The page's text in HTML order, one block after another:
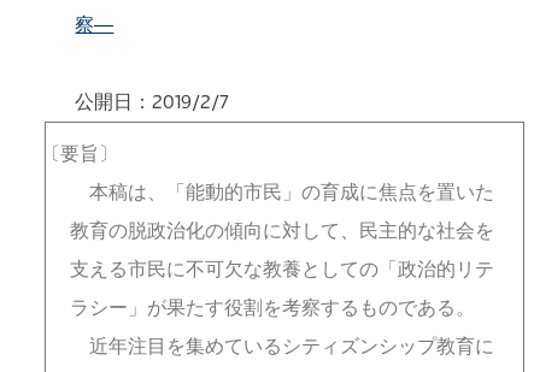
察―
公開日：2019/2/7
〔要旨〕
本稿は、「能動的市民」の育成に焦点を置いた
教育の脱政治化の傾向に対して、民主的な社会を
支える市民に不可欠な教養としての「政治的リテ
ラシー」が果たす役割を考察するものである。
近年注目を集めているシティズンシップ教育に